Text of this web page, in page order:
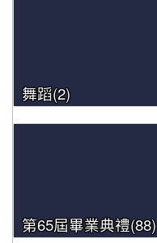
舞蹈(2)
第65屆畢業典禮(88)